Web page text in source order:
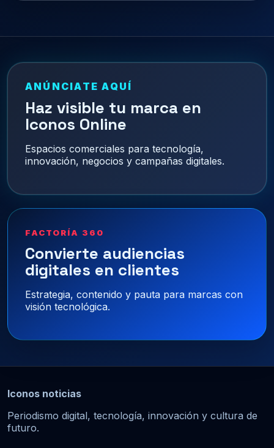
ANÚNCIATE AQUÍ
Haz visible tu marca en
Iconos Online
Espacios comerciales para tecnología,
innovación, negocios y campañas digitales.
FACTORÍA 360
Convierte audiencias
digitales en clientes
Estrategia, contenido y pauta para marcas con
visión tecnológica.
Iconos noticias
Periodismo digital, tecnología, innovación y cultura de
futuro.